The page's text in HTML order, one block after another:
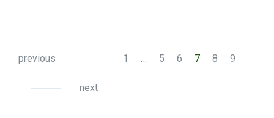
previous 1 5 6 7 8 9
next